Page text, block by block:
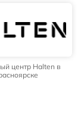
центр Halten в